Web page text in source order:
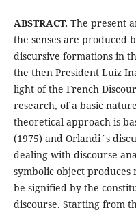
ABSTRACT. The present
the senses are produced
discursive formations in
the then President Luiz
light of the French
research, of a basic
theoretical approach is
(1975) and Orlandi´s
dealing with discourse
symbolic object
be signified by the
discourse. Starting from